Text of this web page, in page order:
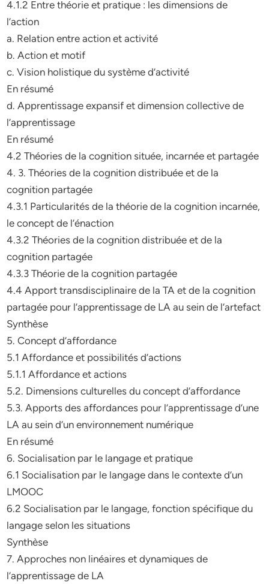
4.1.2 Entre théorie et pratique : les dimensions de
l’action
a. Relation entre action et activité
b. Action et motif
c. Vision holistique du système d’activité
En résumé
d. Apprentissage expansif et dimension collective de
l’apprentissage
En résumé
4.2 Théories de la cognition située, incarnée et partagée
4. 3. Théories de la cognition distribuée et de la
cognition partagée
4.3.1 Particularités de la théorie de la cognition incarnée,
le concept de l’énaction
4.3.2 Théories de la cognition distribuée et de la
cognition partagée
4.3.3 Théorie de la cognition partagée
4.4 Apport transdisciplinaire de la TA et de la cognition
partagée pour l’apprentissage de LA au sein de l’artefact
Synthèse
5. Concept d’affordance
5.1 Affordance et possibilités d’actions
5.1.1 Affordance et actions
5.2. Dimensions culturelles du concept d’affordance
5.3. Apports des affordances pour l’apprentissage d’une
LA au sein d’un environnement numérique
En résumé
6. Socialisation par le langage et pratique
6.1 Socialisation par le langage dans le contexte d’un
LMOOC
6.2 Socialisation par le langage, fonction spécifique du
langage selon les situations
Synthèse
7. Approches non linéaires et dynamiques de
l’apprentissage de LA